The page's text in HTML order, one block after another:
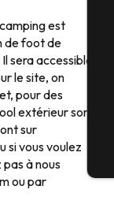
est
de foot de
sera accessible
le site, on
pour des
extérieur sont
sur
si vous voulez
pas à nous
ou par